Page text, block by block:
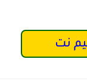
نت